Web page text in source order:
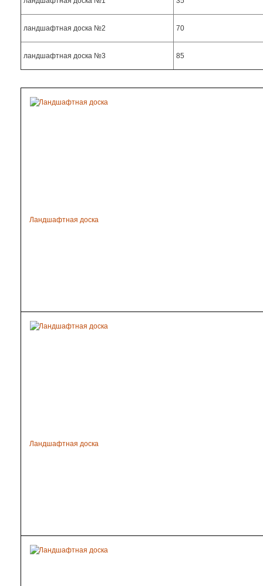
ландшафтная доска №2 70
ландшафтная доска №3 85
Ландшафтная доска
Ландшафтная доска